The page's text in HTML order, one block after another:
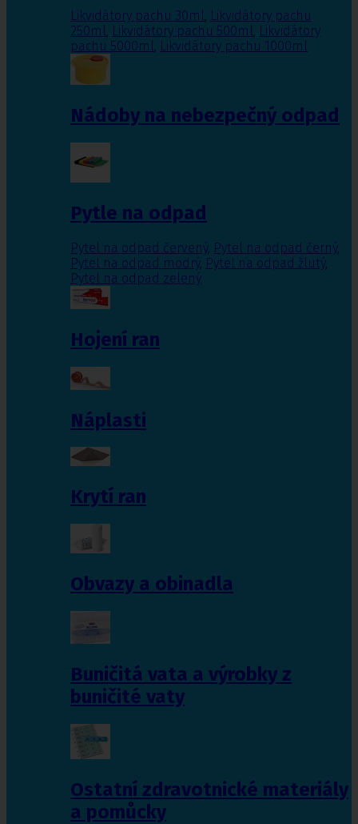
Likvidátory pachu 30ml, Likvidátory pachu
250ml, Likvidátory pachu 500ml, Likvidátory
pachu 5000ml, Likvidátory pachu 1000ml
Nádoby na nebezpečný odpad
Pytle na odpad
Pytel na odpad červený, Pytel na odpad černý,
Pytel na odpad modrý, Pytel na odpad žlutý,
Pytel na odpad zelený
Hojení ran
Náplasti
Krytí ran
Obvazy a obinadla
Buničitá vata a výrobky z
buničité vaty
Ostatní zdravotnické materiály
a pomůcky